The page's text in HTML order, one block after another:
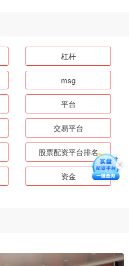
杠杆
msg
平台
交易平台
股票配资平台排名
资金